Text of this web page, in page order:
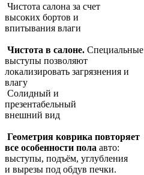
Чистота салона за счет
высоких бортов и
впитывания влаги
Чистота в салоне. Специальные
выступы позволяют
локализировать загрязнения и
влагу
Солидный и
презентабельный
внешний вид
Геометрия коврика повторяет
все особенности пола авто:
выступы, подъём, углубления
и вырезы под обдув печки.